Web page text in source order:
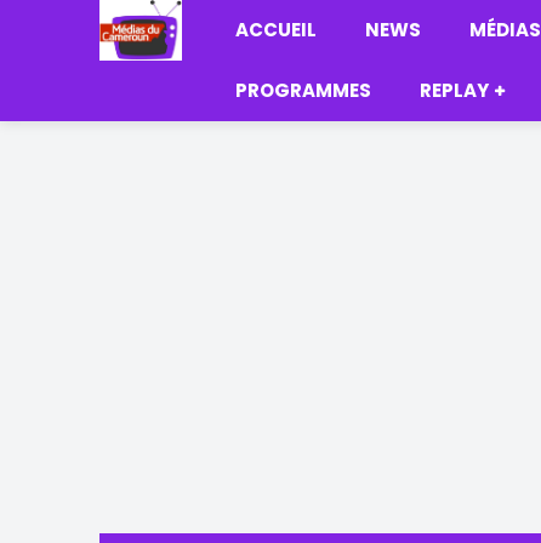
ACCUEIL NEWS MÉDIAS
PROGRAMMES REPLAY